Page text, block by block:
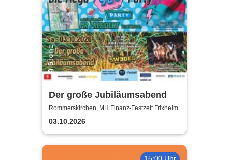
Der große Jubiläumsabend
Rommerskirchen, MH Finanz-Festzelt Frixheim
03.10.2026